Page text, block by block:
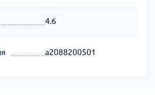
4.6
a2088200501